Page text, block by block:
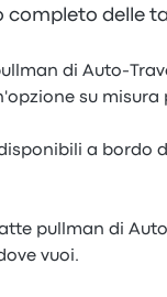
delle
di Auto-
su misura
a bordo
pullman di
vuoi.